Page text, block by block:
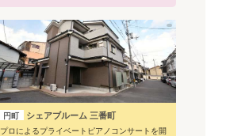
円町 シェアブルーム 三番町
プロによるプライベートピアノコンサートを開